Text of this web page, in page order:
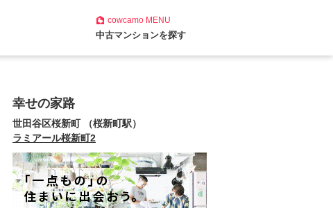
cowcamoMENU
中古マンションを探す
幸せの家路
世田谷区桜新町 （桜新町駅）
ラミアール桜新町2